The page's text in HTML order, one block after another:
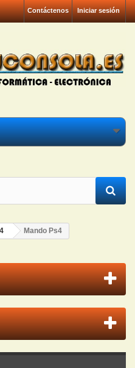
Iniciar sesión
Contáctenos
Mando Ps4